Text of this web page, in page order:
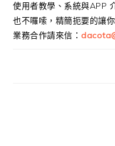
使用者教學、系統與APP
也不囉嗦，精簡扼要的讓
業務合作請來信：